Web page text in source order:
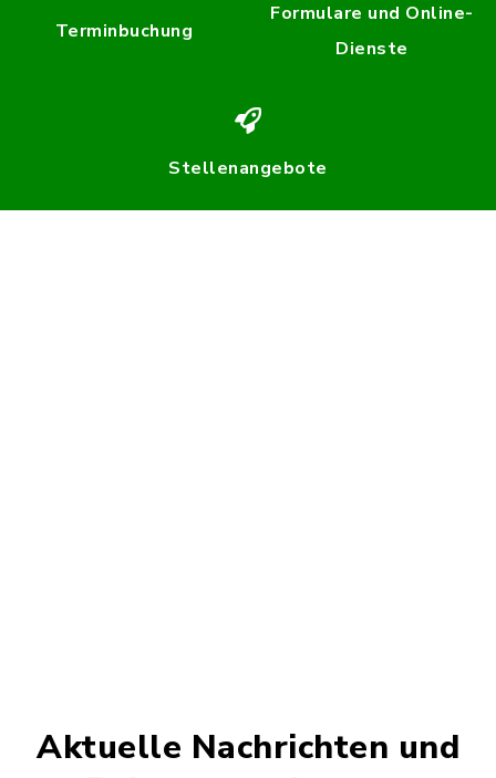
Terminbuchung
Formulare und Online-
Dienste
Stellenangebote
Aktuelle Nachrichten und